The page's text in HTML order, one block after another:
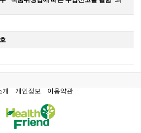
개 개인정보 이용약관